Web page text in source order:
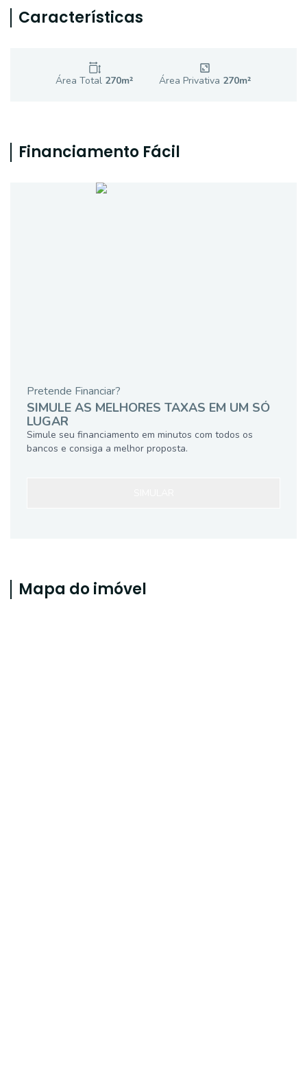
Características
Área Total 270m² Área Privativa 270m²
Financiamento Fácil
Pretende Financiar?
SIMULE AS MELHORES TAXAS EM UM SÓ
LUGAR
Simule seu financiamento em minutos com todos os
bancos e consiga a melhor proposta.
Mapa do imóvel